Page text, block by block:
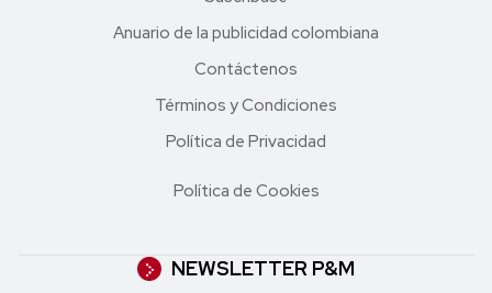
Anuario de la publicidad colombiana
Contáctenos
Términos y Condiciones
Política de Privacidad
Política de Cookies
NEWSLETTER P&M